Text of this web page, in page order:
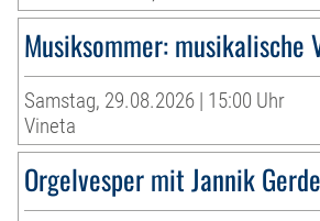
Musiksommer: musikalische
Samstag, 29.08.2026 | 15:00 Uhr
Vineta
Orgelvesper mit Jannik